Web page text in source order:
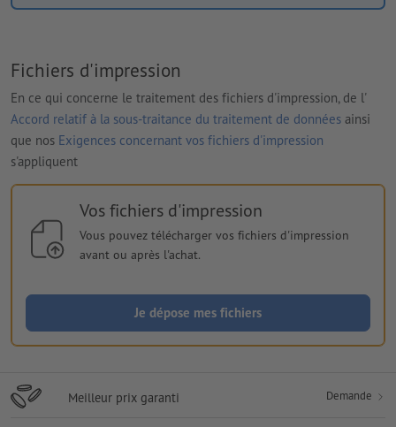
Fichiers d'impression
En ce qui concerne le traitement des fichiers d'impression, de l'
Accord relatif à la sous-traitance du traitement de données ainsi
que nos Exigences concernant vos fichiers d'impression
s'appliquent
Vos fichiers d'impression
Vous pouvez télécharger vos fichiers d'impression
avant ou après l'achat.
Je dépose mes fichiers
Meilleur prix garanti Demande